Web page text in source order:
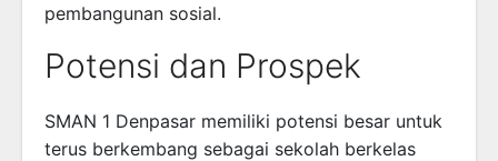
pembangunan sosial.
Potensi dan Prospek
SMAN 1 Denpasar memiliki potensi besar untuk
terus berkembang sebagai sekolah berkelas